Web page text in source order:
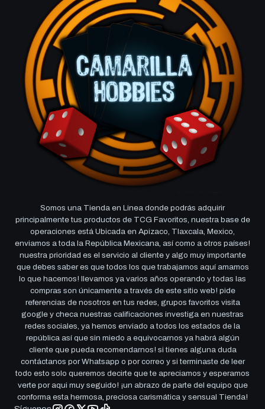
Somos una Tienda en Linea donde podrás adquirir
principalmente tus productos de TCG Favoritos, nuestra base de
operaciones está Ubicada en Apizaco, Tlaxcala, Mexico,
enviamos a toda la República Mexicana, así como a otros países!
nuestra prioridad es el servicio al cliente y algo muy importante
que debes saber es que todos los que trabajamos aquí amamos
lo que hacemos! llevamos ya varios años operando y todas las
compras son únicamente a través de este sitio web! pide
referencias de nosotros en tus redes, grupos favoritos visita
google y checa nuestras calificaciones investiga en nuestras
redes sociales, ya hemos enviado a todos los estados de la
república así que sin miedo a equivocarnos ya habrá algún
cliente que pueda recomendarnos! si tienes alguna duda
contáctanos por Whatsapp o por correo y si terminaste de leer
todo esto solo queremos decirte que te apreciamos y esperamos
verte por aqui muy seguido! ¡un abrazo de parte del equipo que
conforma esta hermosa, preciosa carismática y sensual Tienda!